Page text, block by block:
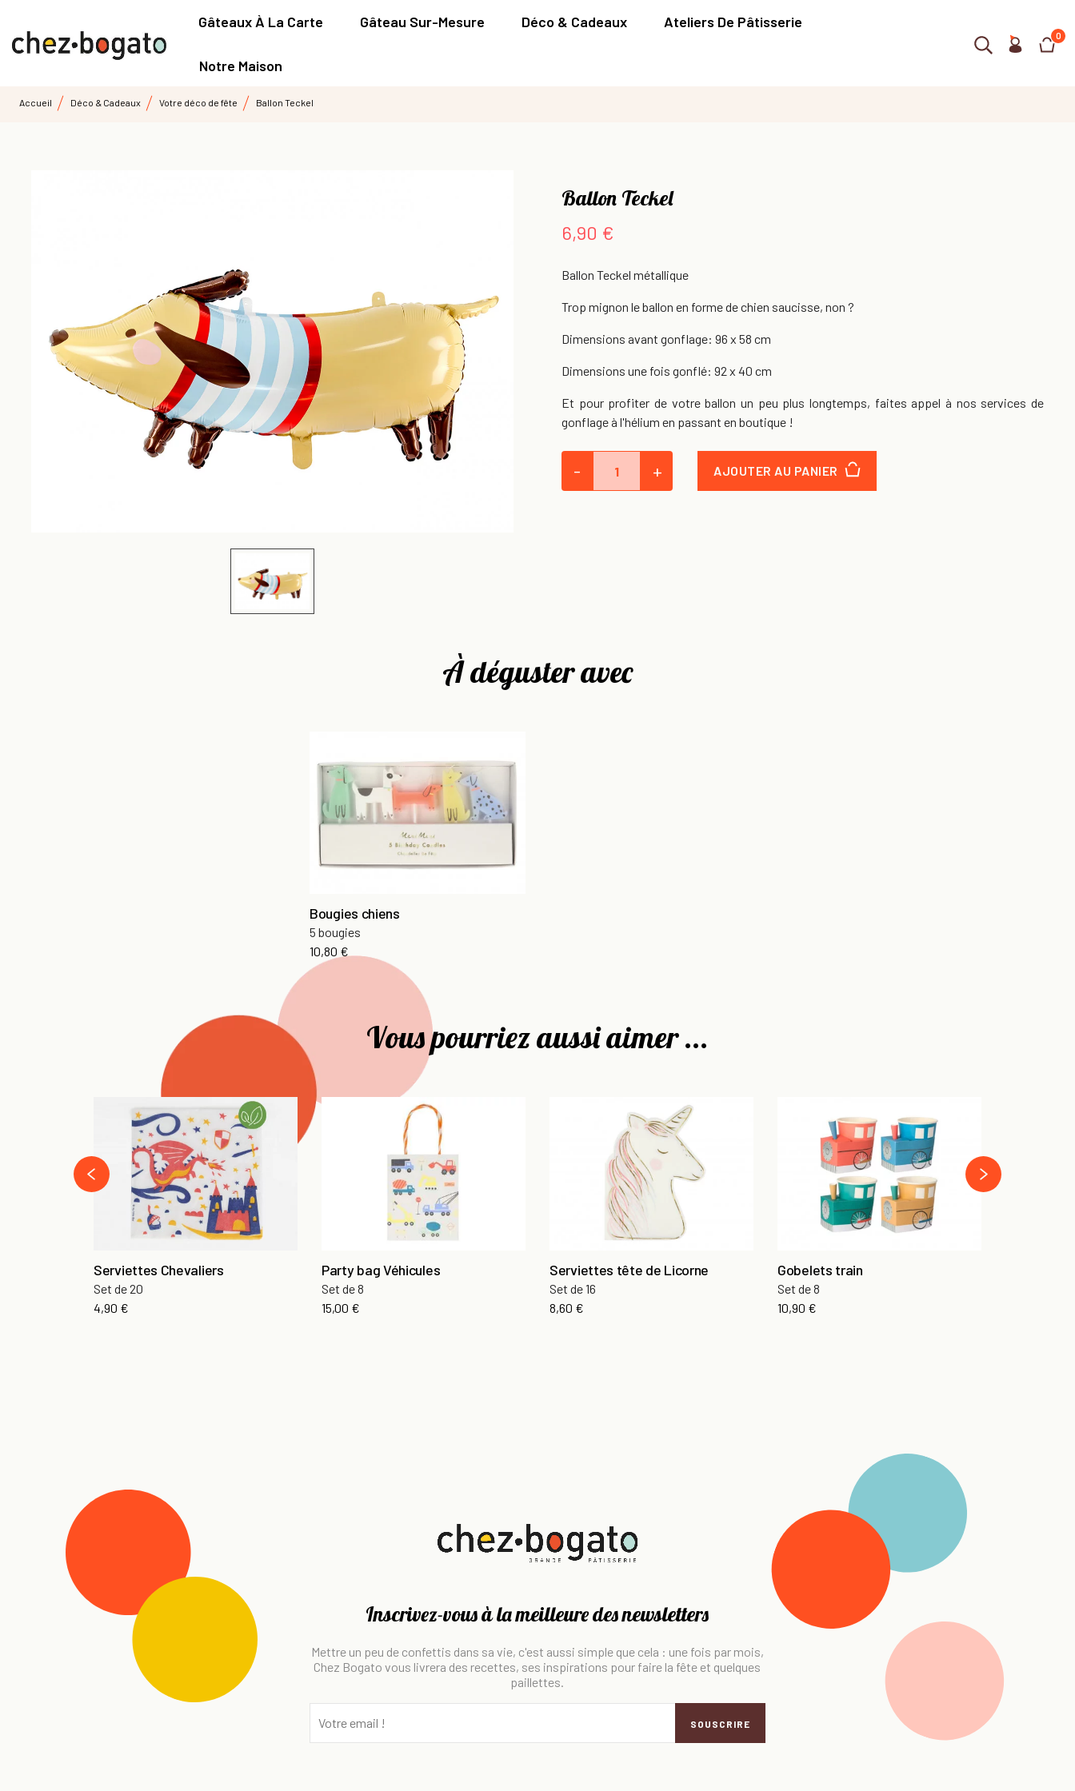
Gâteaux À La Carte Gâteau Sur-Mesure Déco & Cadeaux Ateliers De Pâtisserie
Notre Maison
0
Accueil Déco & Cadeaux Votre déco de fête Ballon Teckel
Ballon Teckel
6,90 €
Ballon Teckel métallique
Trop mignon le ballon en forme de chien saucisse, non ?
Dimensions avant gonflage: 96 x 58 cm
Dimensions une fois gonflé: 92 x 40 cm
Et pour profiter de votre ballon un peu plus longtemps, faites appel à nos services de
gonflage à l'hélium en passant en boutique !
- + AJOUTER AU PANIER
À déguster avec
Bougies chiens
5 bougies
10,80 €
Vous pourriez aussi aimer ...
Serviettes Chevaliers
Set de 20
4,90 €
Party bag Véhicules
Set de 8
15,00 €
Serviettes tête de Licorne
Set de 16
8,60 €
Gobelets train
Set de 8
10,90 €
‹
›
Inscrivez-vous à la meilleure des newsletters
Mettre un peu de confettis dans sa vie, c'est aussi simple que cela : une fois par mois,
Chez Bogato vous livrera des recettes, ses inspirations pour faire la fête et quelques
paillettes.
SOUSCRIRE